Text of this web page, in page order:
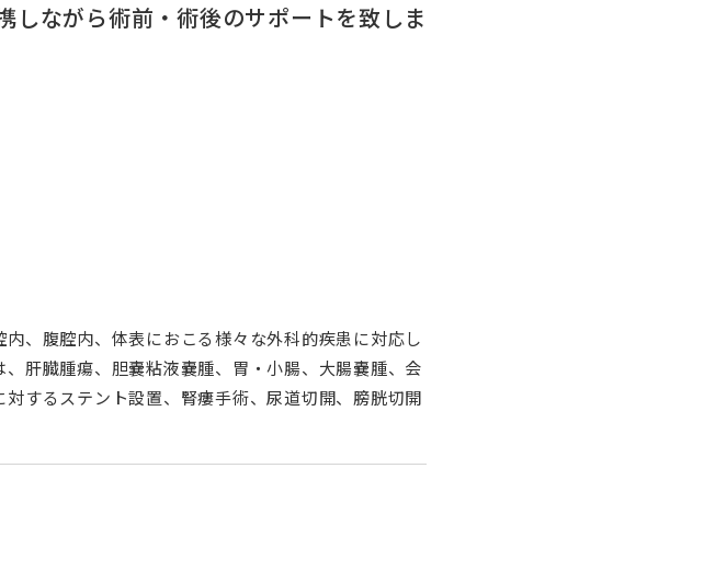
しながら術前・術後のサポートを致しま
、腹腔内、体表におこる様々な外科的疾患に対応し
肝臓腫瘍、胆嚢粘液嚢腫、胃・小腸、大腸嚢腫、会
するステント設置、腎瘻手術、尿道切開、膀胱切開